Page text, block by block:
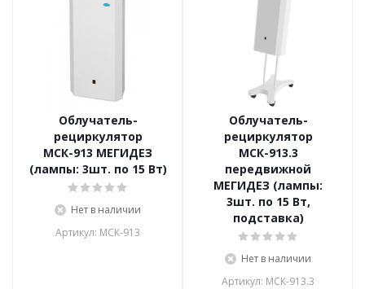
Облучатель-
рециркулятор
МСК-913 МЕГИДЕЗ
(лампы: 3шт. по 15 Вт)
Нет в наличии
Артикул: МСК-913
Облучатель-
рециркулятор
МСК-913.3
передвижной
МЕГИДЕЗ (лампы:
3шт. по 15 Вт,
подставка)
Нет в наличии
Артикул: МСК-913.3